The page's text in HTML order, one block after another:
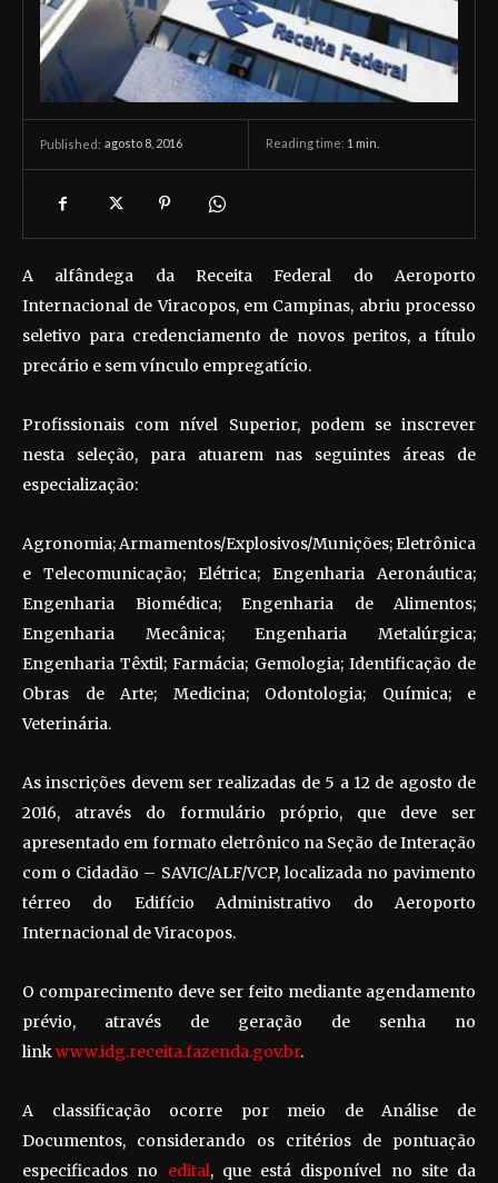
Published: agosto 8, 2016 Reading time: 1 min.
A alfândega da Receita Federal do Aeroporto
Internacional de Viracopos, em Campinas, abriu processo
seletivo para credenciamento de novos peritos, a título
precário e sem vínculo empregatício.
Profissionais com nível Superior, podem se inscrever
nesta seleção, para atuarem nas seguintes áreas de
especialização:
Agronomia; Armamentos/Explosivos/Munições; Eletrônica
e Telecomunicação; Elétrica; Engenharia Aeronáutica;
Engenharia Biomédica; Engenharia de Alimentos;
Engenharia Mecânica; Engenharia Metalúrgica;
Engenharia Têxtil; Farmácia; Gemologia; Identificação de
Obras de Arte; Medicina; Odontologia; Química; e
Veterinária.
As inscrições devem ser realizadas de 5 a 12 de agosto de
2016, através do formulário próprio, que deve ser
apresentado em formato eletrônico na Seção de Interação
com o Cidadão – SAVIC/ALF/VCP, localizada no pavimento
térreo do Edifício Administrativo do Aeroporto
Internacional de Viracopos.
O comparecimento deve ser feito mediante agendamento
prévio, através de geração de senha no
linkwww.idg.receita.fazenda.gov.br.
A classificação ocorre por meio de Análise de
Documentos, considerando os critérios de pontuação
especificados no edital, que está disponível no site da